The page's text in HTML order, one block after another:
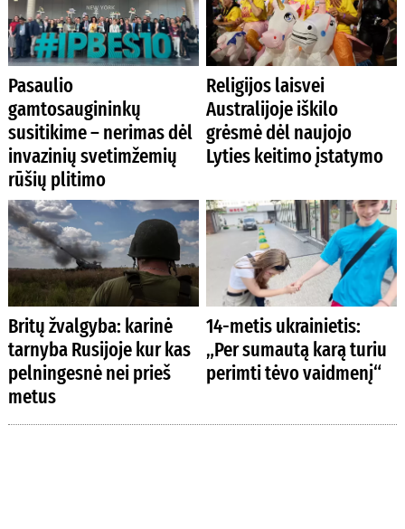
Pasaulio
gamtosaugininkų
susitikime – nerimas dėl
invazinių svetimžemių
rūšių plitimo
Religijos laisvei
Australijoje iškilo
grėsmė dėl naujojo
Lyties keitimo įstatymo
Britų žvalgyba: karinė
tarnyba Rusijoje kur kas
pelningesnė nei prieš
metus
14-metis ukrainietis:
„Per sumautą karą turiu
perimti tėvo vaidmenį“